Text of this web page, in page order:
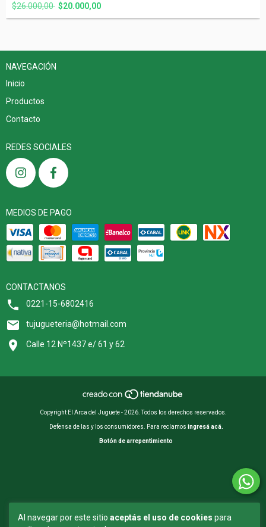
Al navegar por este sitio aceptás el uso de cookies para
$26.000,00 $20.000,00
NAVEGACIÓN
Inicio
Productos
Contacto
REDES SOCIALES
MEDIOS DE PAGO
CONTACTANOS
0221-15-6802416
tujugueteria@hotmail.com
Calle 12 Nº1437 e/ 61 y 62
Copyright El Arca del Juguete - 2026. Todos los derechos reservados.
Defensa de las y los consumidores. Para reclamos ingresá acá.
Botón de arrepentimiento